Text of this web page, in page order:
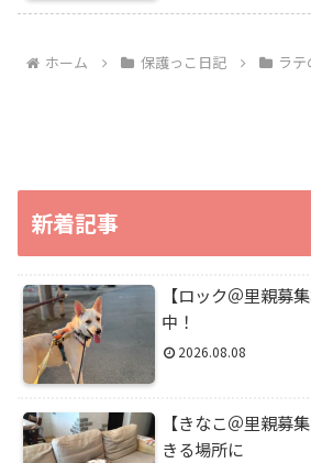
ホーム 保護っこ日記 ラ
新着記事
【ロック＠里親募
中！
2026.08.08
【きなこ＠里親募
きる場所に